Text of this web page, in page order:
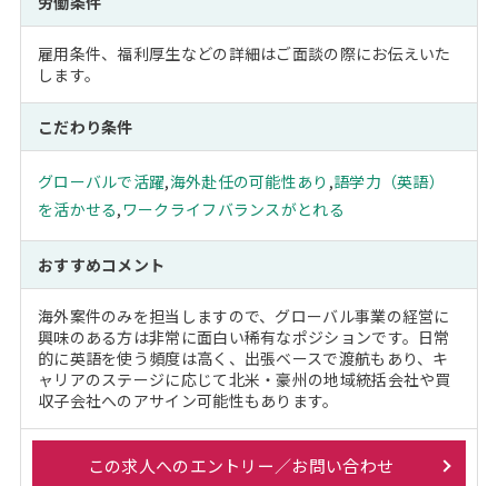
雇用条件、福利厚生などの詳細はご面談の際にお伝えいた
します。
こだわり条件
グローバルで活躍,海外赴任の可能性あり ,語学力（英語）
を活かせる, ワークライフバランスがとれる
おすすめコメント
海外案件のみを担当しますので、グローバル事業の経営に
興味のある方は非常に面白い稀有なポジションです。日常
的に英語を使う頻度は高く、出張ベースで渡航もあり、キ
ャリアのステージに応じて北米・豪州の地域統括会社や買
収子会社へのアサイン可能性もあります。
この求人へのエントリー／お問い合わせ